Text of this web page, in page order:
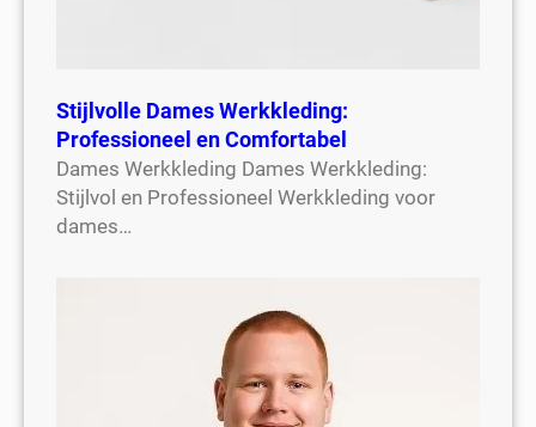
Stijlvolle Dames Werkkleding:
Professioneel en Comfortabel
Dames Werkkleding Dames Werkkleding:
Stijlvol en Professioneel Werkkleding voor
dames…